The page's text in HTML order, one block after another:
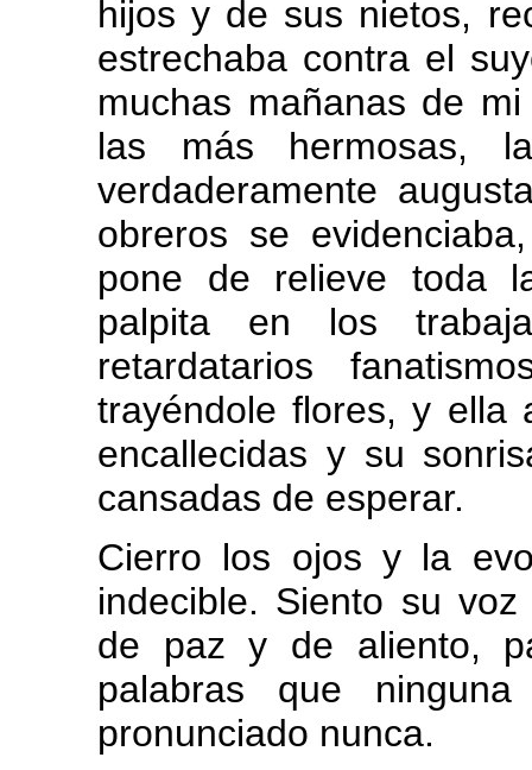
hijos y de sus nietos,
estrechaba contra el
muchas mañanas de
las más hermosas,
verdaderamente
obreros se
pone de relieve toda
palpita en los
retardatarios
trayéndole flores, y ella
encallecidas y su
cansadas de esperar.
Cierro los ojos y la
indecible. Siento su
de paz y de aliento,
palabras que
pronunciado nunca.